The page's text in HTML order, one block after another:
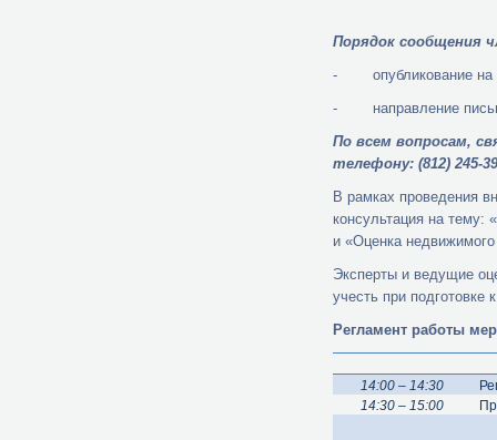
Порядок сообщения
- опубликование на
- направление письма
По всем вопросам,
телефону: (812) 245-
В рамках проведения
консультация на тему:
и «Оценка
Эксперты и ведущие
учесть при подготовке
Регламент работы
14:00 – 14:30
14:30 – 15:00